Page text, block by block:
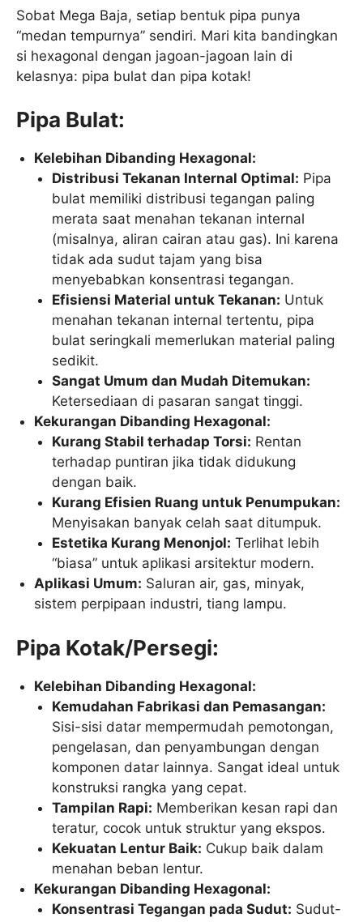
Sobat Mega Baja, setiap bentuk pipa punya
“medan tempurnya” sendiri. Mari kita bandingkan
si hexagonal dengan jagoan-jagoan lain di
kelasnya: pipa bulat dan pipa kotak!
Pipa Bulat:
Kelebihan Dibanding Hexagonal:
Distribusi Tekanan Internal Optimal: Pipa
bulat memiliki distribusi tegangan paling
merata saat menahan tekanan internal
(misalnya, aliran cairan atau gas). Ini karena
tidak ada sudut tajam yang bisa
menyebabkan konsentrasi tegangan.
Efisiensi Material untuk Tekanan: Untuk
menahan tekanan internal tertentu, pipa
bulat seringkali memerlukan material paling
sedikit.
Sangat Umum dan Mudah Ditemukan:
Ketersediaan di pasaran sangat tinggi.
Kekurangan Dibanding Hexagonal:
Kurang Stabil terhadap Torsi: Rentan
terhadap puntiran jika tidak didukung
dengan baik.
Kurang Efisien Ruang untuk Penumpukan:
Menyisakan banyak celah saat ditumpuk.
Estetika Kurang Menonjol: Terlihat lebih
“biasa” untuk aplikasi arsitektur modern.
Aplikasi Umum: Saluran air, gas, minyak,
sistem perpipaan industri, tiang lampu.
Pipa Kotak/Persegi:
Kelebihan Dibanding Hexagonal:
Kemudahan Fabrikasi dan Pemasangan:
Sisi-sisi datar mempermudah pemotongan,
pengelasan, dan penyambungan dengan
komponen datar lainnya. Sangat ideal untuk
konstruksi rangka yang cepat.
Tampilan Rapi: Memberikan kesan rapi dan
teratur, cocok untuk struktur yang ekspos.
Kekuatan Lentur Baik: Cukup baik dalam
menahan beban lentur.
Kekurangan Dibanding Hexagonal:
Konsentrasi Tegangan pada Sudut: Sudut-